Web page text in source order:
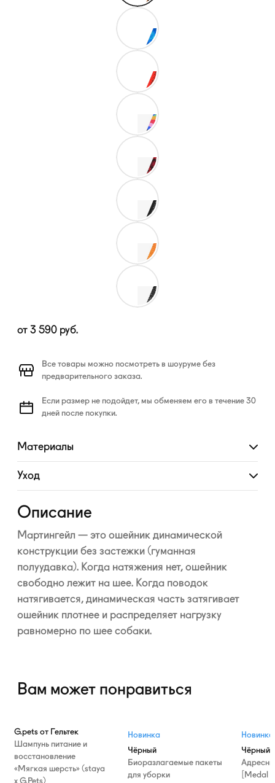
от 3 590 руб.
Все товары можно посмотреть в шоуруме без
предварительного заказа.
Если размер не подойдет, мы обменяем его в течение 30
дней после покупки.
Материалы
Развернуть
Уход
Развернуть
Описание
Мартингейл — это ошейник динамической
конструкции без застежки (гуманная
полуудавка). Когда натяжения нет, ошейник
свободно лежит на шее. Когда поводок
натягивается, динамическая часть затягивает
ошейник плотнее и распределяет нагрузку
равномерно по шее собаки.
Вам может понравиться
G.pets от Гельтек
Шампунь питание и
восстановление
«Мягкая шерсть» (staya
Новинка
Чёрный
Биоразлагаемые пакеты
для уборки
Новинка
Чёрный
[Medal